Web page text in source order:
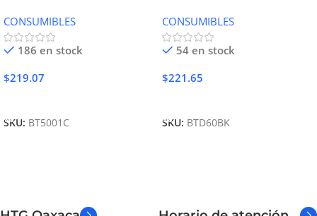
CONSUMIBLES
186 en stock
$219.07
SKU: BT5001C
CONSUMIBLES
54 en stock
$221.65
SKU: BTD60BK